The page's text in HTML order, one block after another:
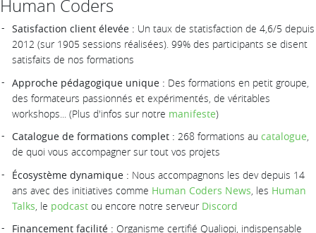
Human Coders
Satisfaction client élevée : Un taux de statisfaction de 4,6/5 depuis
2012 (sur 1905 sessions réalisées). 99% des participants se disent
satisfaits de nos formations
Approche pédagogique unique : Des formations en petit groupe,
des formateurs passionnés et expérimentés, de véritables
workshops... (Plus d'infos sur notre manifeste)
Catalogue de formations complet : 268 formations au catalogue,
de quoi vous accompagner sur tout vos projets
Écosystème dynamique : Nous accompagnons les dev depuis 14
ans avec des initiatives comme Human Coders News , les Human
Talks , le podcast ou encore notre serveur Discord
Financement facilité : Organisme certifié Qualiopi, indispensable